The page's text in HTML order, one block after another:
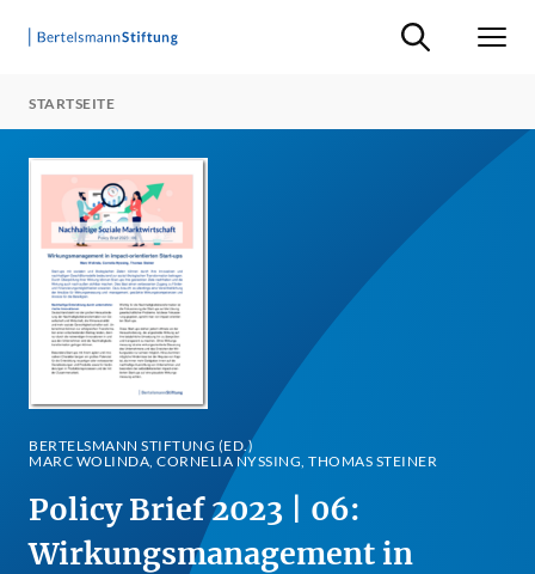
Suche ein-/
STARTSEITE
BERTELSMANN STIFTUNG (ED.)
MARC WOLINDA, CORNELIA NYSSING, THOMAS STEINER
Policy Brief 2023 | 06:
Wirkungsmanagement in